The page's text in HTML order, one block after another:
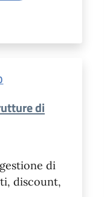
di
di
discount,